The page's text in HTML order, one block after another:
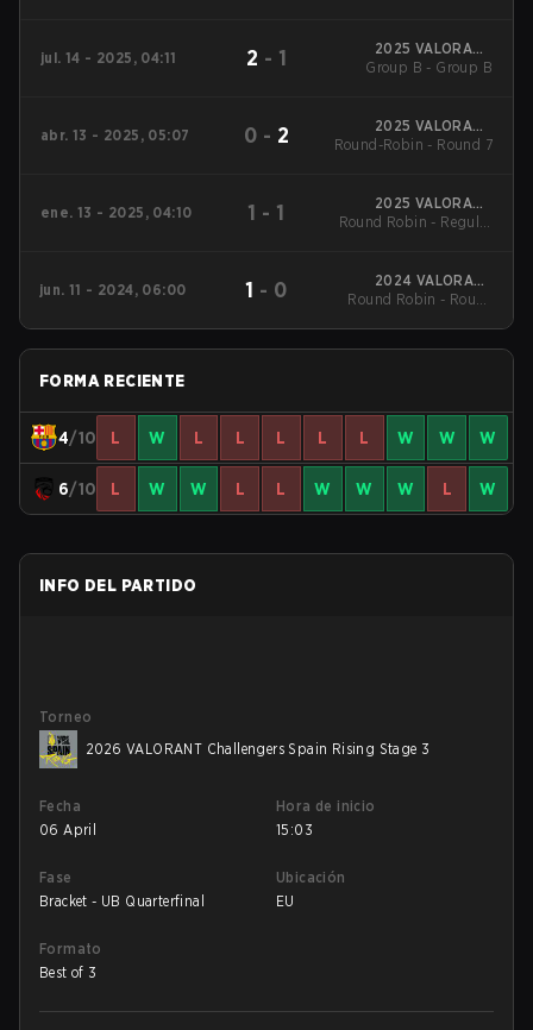
jul. 14 - 2025, 04:11 2 - 1
2025 VALORANT
Challengers Spain
Group B - Group B
abr. 13 - 2025, 05:07 0 - 2
2025 VALORANT
Challengers Spain
Round-Robin - Round 7
ene. 13 - 2025, 04:10 1 - 1
2025 VALORANT
Challengers Spain
Round Robin - Regular
jun. 11 - 2024, 06:00 1 - 0
2024 VALORANT
Challengers Spain:
Round Robin - Round
FORMA RECIENTE
4/10 L W L L L L L W W W
6/10 L W W L L W W W L W
INFO DEL PARTIDO
Torneo
2026 VALORANT Challengers Spain Rising Stage 3
Fecha
06 April
Hora de inicio
15:03
Fase
Bracket - UB Quarterfinal
Ubicación
EU
Formato
Best of 3